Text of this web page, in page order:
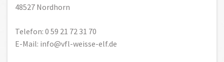
48527 Nordhorn
Telefon: 0 59 21 72 31 70
E-Mail: info@vfl-weisse-elf.de